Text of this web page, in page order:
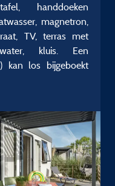
handdoeken
magnetron,
TV, terras met
kluis. Een
kan los bijgeboekt